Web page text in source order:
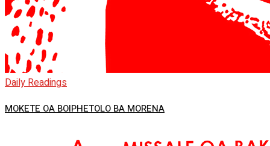
Daily Readings
MOKETE OA BOIPHETOLO BA MORENA